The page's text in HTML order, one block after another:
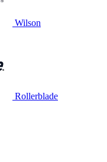
Wilson
Rollerblade